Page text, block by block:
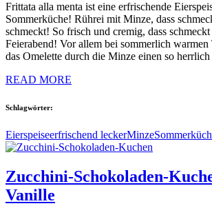
Frittata alla menta ist eine erfrischende
Sommerküche! Rührei mit Minze, dass
schmeckt! So frisch und cremig, dass
Feierabend! Vor allem bei sommerlich warmen
das Omelette durch die Minze einen so
READ MORE
Schlagwörter:
Eierspeiseerfrischend leckerMinze
Zucchini-Schokoladen-
Vanille